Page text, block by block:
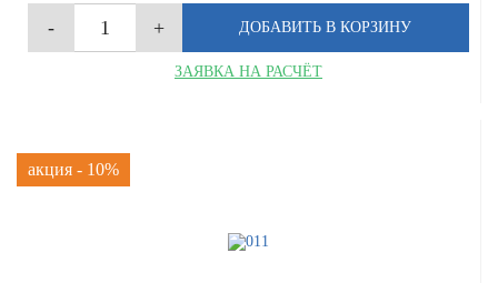
ЗАЯВКА НА РАСЧЁТ
акция - 10%